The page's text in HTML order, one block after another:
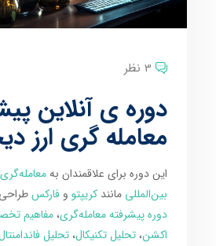
3 نظر
دوره ی آنلاین
معامله گری ارز
این دوره برای علاقمندان بهمعامله‌گری
بین‌المللی مانندکریپتو وفارکس
دوره پیشرفته معامله‌گری،مفاهیم
اکشن،تحلیل تکنیکال،تحلیل